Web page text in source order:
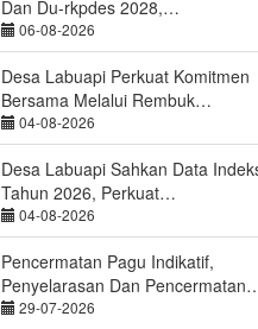
Dan Du-rkpdes 2028,…
06-08-2026
Desa Labuapi Perkuat Komitmen
Bersama Melalui Rembuk…
04-08-2026
Desa Labuapi Sahkan Data
Tahun 2026, Perkuat…
04-08-2026
Pencermatan Pagu Indikatif,
Penyelarasan Dan
29-07-2026